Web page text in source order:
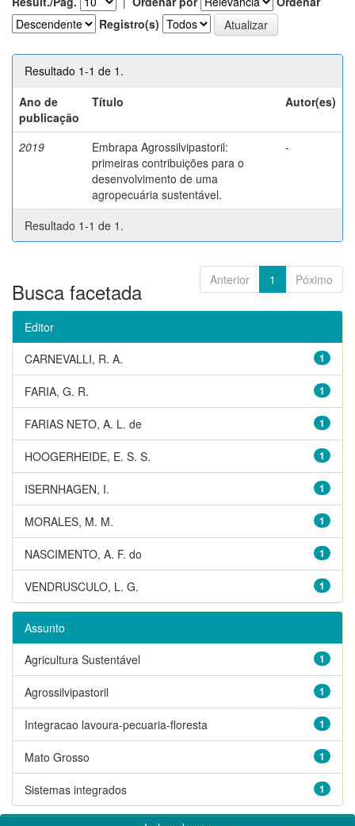
Registro(s)
Resultado 1-1 de 1.
Ano de
publicação
Título Autor(es)
2019
Embrapa Agrossilvipastoril:
primeiras contribuições para o
desenvolvimento de uma
agropecuária sustentável.
-
Resultado 1-1 de 1.
Anterior 1 Póximo
Busca facetada
Editor
1
CARNEVALLI, R. A.
1
FARIA, G. R.
1
FARIAS NETO, A. L. de
1
HOOGERHEIDE, E. S. S.
1
ISERNHAGEN, I.
1
MORALES, M. M.
1
NASCIMENTO, A. F. do
1
VENDRUSCULO, L. G.
Assunto
1
Agricultura Sustentável
1
Agrossilvipastoril
1
Integracao lavoura-pecuaria-floresta
1
Mato Grosso
1
Sistemas integrados